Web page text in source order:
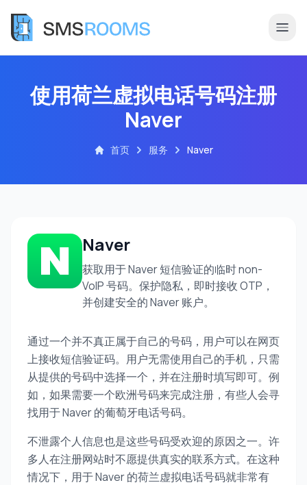
使用荷兰虚拟电话号码注册
Naver
首页 服务 Naver
Naver
获取用于 Naver 短信验证的临时 non-
VoIP 号码。保护隐私，即时接收 OTP，
并创建安全的 Naver 账户。
通过一个并不真正属于自己的号码，用户可以在网页
上接收短信验证码。用户无需使用自己的手机，只需
从提供的号码中选择一个，并在注册时填写即可。例
如，如果需要一个欧洲号码来完成注册，有些人会寻
找用于 Naver 的葡萄牙电话号码。
不泄露个人信息也是这些号码受欢迎的原因之一。许
多人在注册网站时不愿提供真实的联系方式。在这种
情况下，用于 Naver 的荷兰虚拟电话号码就非常有